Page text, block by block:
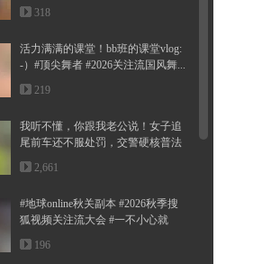
318
活力满满的课堂！bb班的课堂vlog:
-）#顶尖舞者 #2026关注流国风舞...
219
我听不懂，你跟我老公说！女子追
尾前车还不服处罚，交警硬核普法
2,661
#地球online秋关副本 #2026秋季搜
狐视频关注流大会 #一不小心就
潮...
196